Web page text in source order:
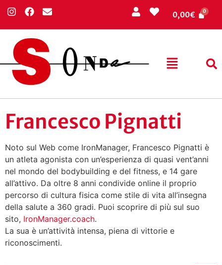
0,00€
Francesco Pignatti
Noto sul Web come IronManager, Francesco Pignatti è
un atleta agonista con un’esperienza di quasi vent’anni
nel mondo del bodybuilding e del fitness, e 14 gare
all’attivo. Da oltre 8 anni condivide online il proprio
percorso di cultura fisica come stile di vita all’insegna
della salute a 360 gradi. Puoi scoprire di più sul suo
sito, IronManager.coach.
La sua è un’attività intensa, piena di vittorie e
riconoscimenti.